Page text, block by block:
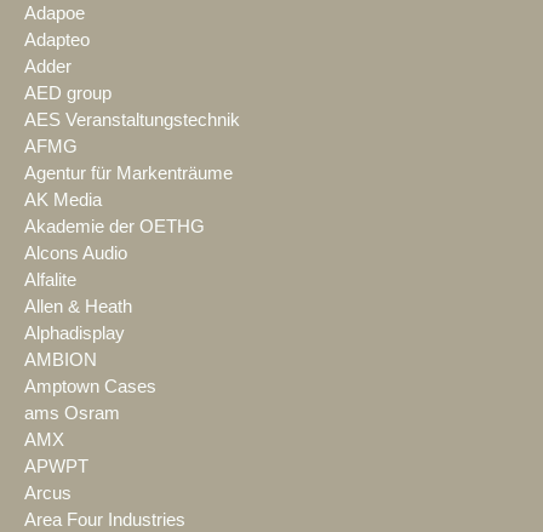
Adapoe
Adapteo
Adder
AED group
AES Veranstaltungstechnik
AFMG
Agentur für Markenträume
AK Media
Akademie der OETHG
Alcons Audio
Alfalite
Allen & Heath
Alphadisplay
AMBION
Amptown Cases
ams Osram
AMX
APWPT
Arcus
Area Four Industries